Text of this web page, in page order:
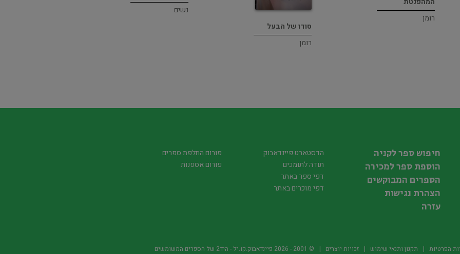
רומן
סודו של הבעל
רומן
נשים
חיפוש ספר לקניה
הוספת ספר למכירה
הספרים המבוקשים
הצהרת נגישות
עזרה
הדסטארט פיינדאבוק
תודה לתומכים
דפי ספר באתר
דפי מוכרים באתר
פורום החלפת ספרים
פורום אספנות
הפרטיות תקנון ותנאי שימוש זכויות יוצרים © 2001 -
2026 פיינדאבוק.קו.יל - היד2 של הספרים המשומשים